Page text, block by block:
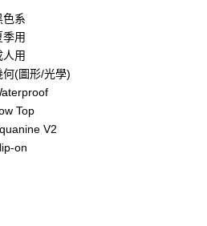
色系
季用
人用
何(圖形/光學)
Top
V2
on